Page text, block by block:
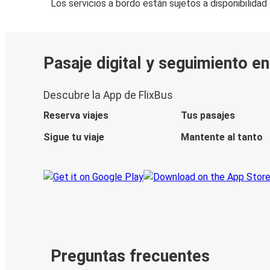
Los servicios a bordo están sujetos a disponibilidad
Pasaje digital y seguimiento
Descubre la App de FlixBus
Reserva viajes
Tus pasajes
Sigue tu viaje
Mantente al tanto
Preguntas frecuentes